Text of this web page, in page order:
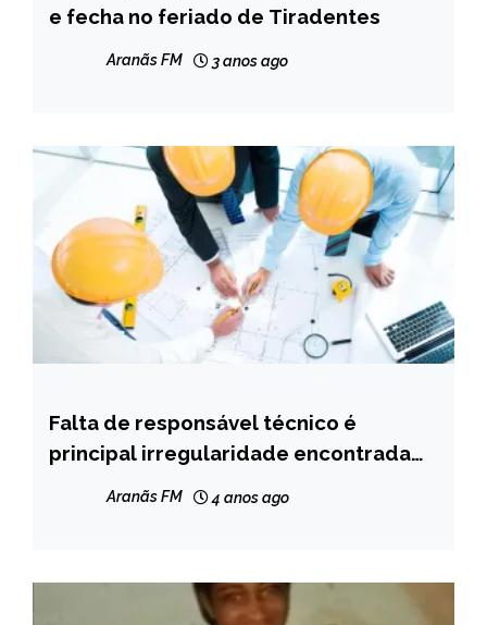
CAPELINHA
e fecha no feriado de Tiradentes
Aranãs FM 3 anos ago
CAPELINHA
MINAS
Falta de responsável técnico é
principal irregularidade encontrada
Aranãs FM 4 anos ago